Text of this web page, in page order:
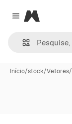
Close menu
Magnific
Início/stock/Vetores/